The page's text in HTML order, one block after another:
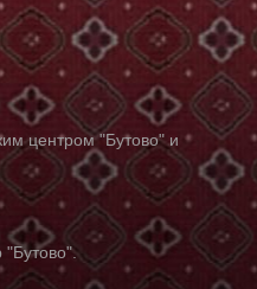
центром "Бутово" и